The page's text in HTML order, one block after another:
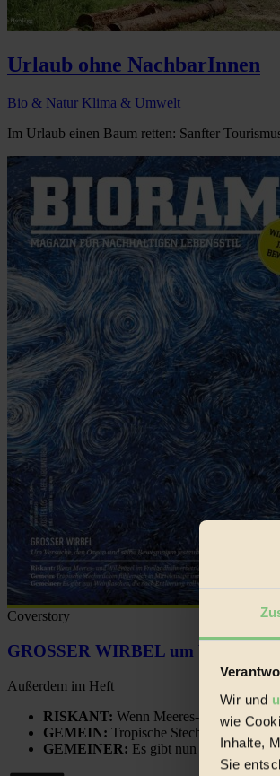
Wir und
wie
Inhalte,
Sie
Urlaub ohne NachbarInnen
Bio & Natur Klima & Umwelt
Im Urlaub einen Baum retten: Sanfter
Coverstory
GROSSER WIRBEL um Versuche,
Außerdem im Heft
RISKANT: Wenn Meeres- und
GEMEIN: Tropische Stechmücken
GEMEINER: Es gibt nun